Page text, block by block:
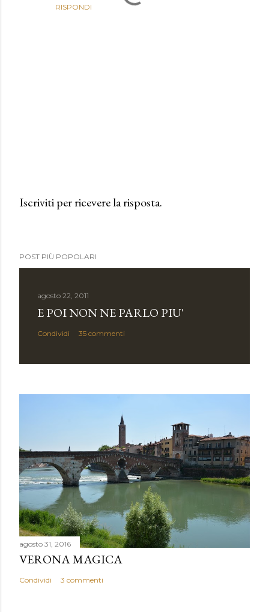
RISPONDI
t
Iscriviti per ricevere la risposta.
POST PIÙ POPOLARI
agosto 22, 2011
E POI NON NE PARLO PIU'
Condividi 35 commenti
agosto 31, 2016
VERONA MAGICA
Condividi 3 commenti